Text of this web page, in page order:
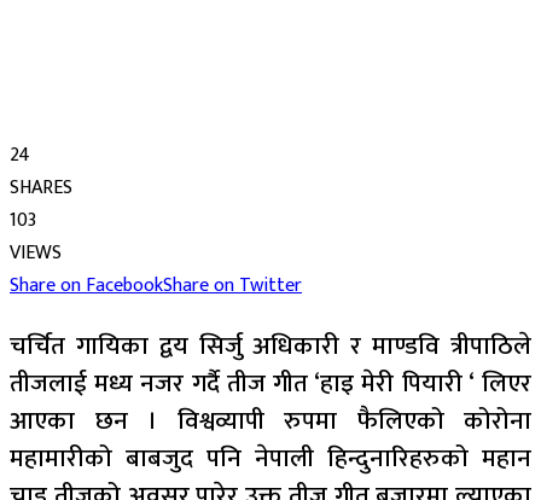
24
SHARES
103
VIEWS
Share on FacebookShare on Twitter
चर्चित गायिका द्वय सिर्जु अधिकारी र माण्डवि त्रीपाठिले
तीजलाई मध्य नजर गर्दै तीज गीत ‘हाइ मेरी पियारी ‘ लिएर
आएका छन । विश्वव्यापी रुपमा फैलिएको कोरोना
महामारीको बाबजुद पनि नेपाली हिन्दुनारिहरुको महान